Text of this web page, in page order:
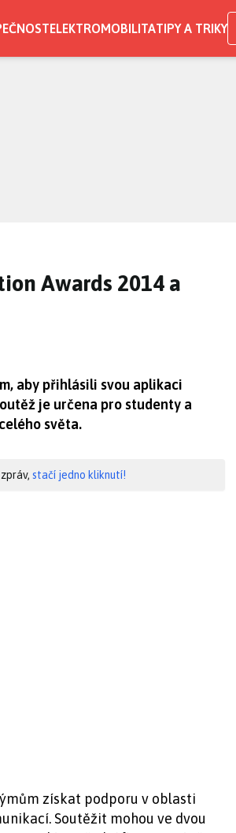
ELEKTROMOBILITATIPY A TRIKY
Awards 2014 a
aby přihlásili svou aplikaci
je určena pro studenty a
světa.
stačí jedno kliknutí!
získat podporu v oblasti
Soutěžit mohou ve dvou